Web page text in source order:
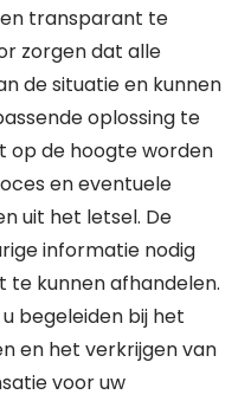
transparant te
zorgen dat alle
de situatie en kunnen
oplossing te
op de hoogte worden
en eventuele
uit het letsel. De
informatie nodig
kunnen afhandelen.
begeleiden bij het
en het verkrijgen van
voor uw